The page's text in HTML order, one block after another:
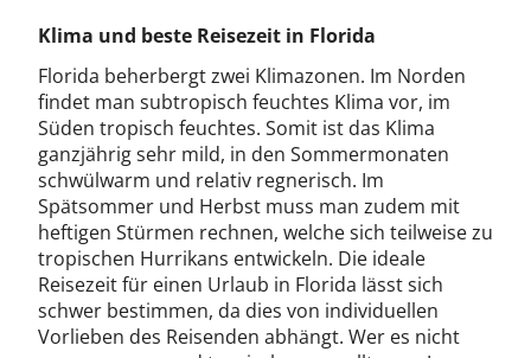
Klima und beste Reisezeit in Florida
Florida beherbergt zwei Klimazonen. Im Norden
findet man subtropisch feuchtes Klima vor, im
Süden tropisch feuchtes. Somit ist das Klima
ganzjährig sehr mild, in den Sommermonaten
schwülwarm und relativ regnerisch. Im
Spätsommer und Herbst muss man zudem mit
heftigen Stürmen rechnen, welche sich teilweise zu
tropischen Hurrikans entwickeln. Die ideale
Reisezeit für einen Urlaub in Florida lässt sich
schwer bestimmen, da dies von individuellen
Vorlieben des Reisenden abhängt. Wer es nicht